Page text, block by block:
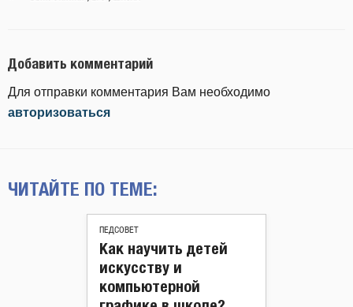
Добавить комментарий
Для отправки комментария Вам необходимо
авторизоваться
ЧИТАЙТЕ ПО ТЕМЕ:
ПЕДСОВЕТ
Как научить детей
искусству и
компьютерной